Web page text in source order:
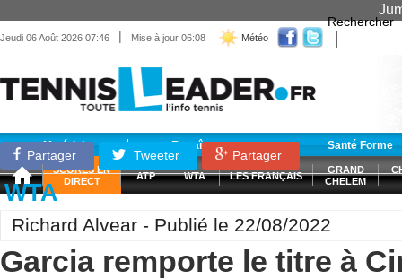
Jeudi 06 Août 2026 07:46 | Mise à jour 06:08 Météo
Rechercher
Matériel Entraînement Santé Forme
SCORES EN
DIRECT
ATP WTA LES FRANÇAIS
GRAND
CHELEM
Partager Tweeter Partager
WTA
Richard Alvear - Publié le 22/08/2022
Garcia remporte le titre à